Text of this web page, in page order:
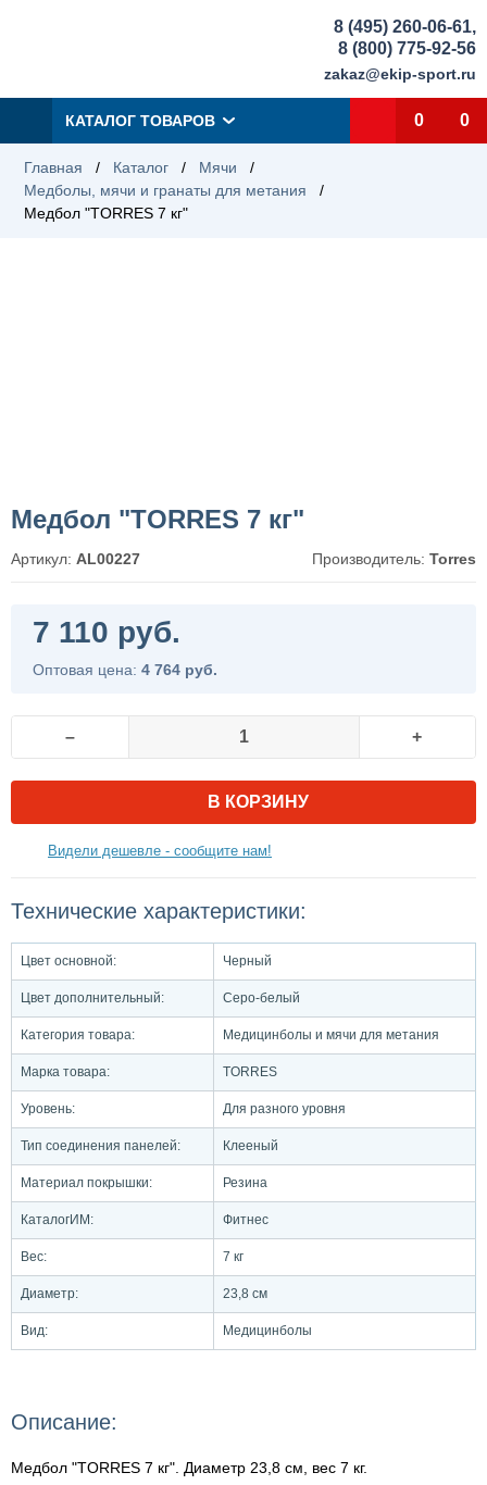
8 (495) 260-06-61,
8 (800) 775-92-56
zakaz@ekip-sport.ru
КАТАЛОГ ТОВАРОВ 0 0
Главная / Каталог / Мячи
/
Медболы, мячи и гранаты для метания
/
Медбол "TORRES 7 кг"
Медбол "TORRES 7 кг"
Артикул: AL00227 Производитель: Torres
7 110 руб.
Оптовая цена: 4 764 руб.
– +
В КОРЗИНУ
Видели дешевле - сообщите нам!
Технические характеристики:
Цвет основной: Черный
Цвет дополнительный: Серо-белый
Категория товара: Медицинболы и мячи для метания
Марка товара: TORRES
Уровень: Для разного уровня
Тип соединения панелей: Клееный
Материал покрышки: Резина
КаталогИМ: Фитнес
Вес: 7 кг
Диаметр: 23,8 см
Вид: Медицинболы
Описание:
Медбол "TORRES 7 кг". Диаметр 23,8 см, вес 7 кг.